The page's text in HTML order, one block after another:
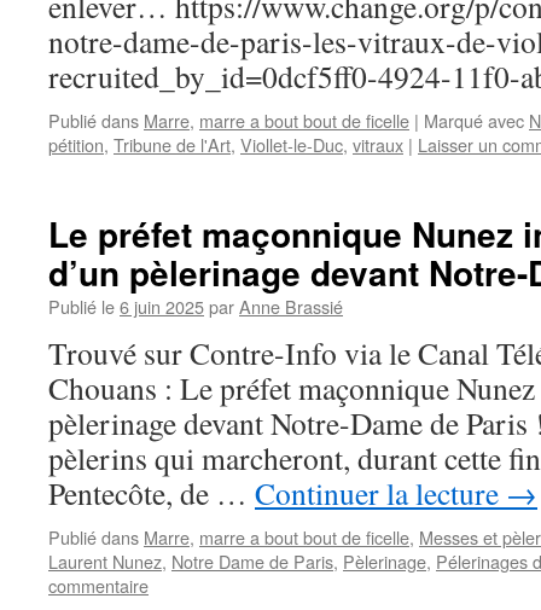
notre-dame-de-paris-les-vitraux-de-
recruited_by_id=0dcf5ff0-4924-11f0-
Publié dans Marre, marre a bout bout de ficelle | Marqué avec
pétition, Tribune de l'Art, Viollet-le-Duc, vitraux | Laisser un
Le préfet maçonnique Nunez
d’un pèlerinage devant
Publié le6 juin 2025parAnne Brassié
Trouvé sur Contre-Info via le Canal
Chouans : Le préfet maçonnique
pèlerinage devant Notre-Dame de
pèlerins qui marcheront, durant cette
Pentecôte, de … Continuer la lecture →
Publié dans Marre, marre a bout bout de ficelle, Messes et
Laurent Nunez, Notre Dame de Paris, Pèlerinage, Pélerinages
commentaire